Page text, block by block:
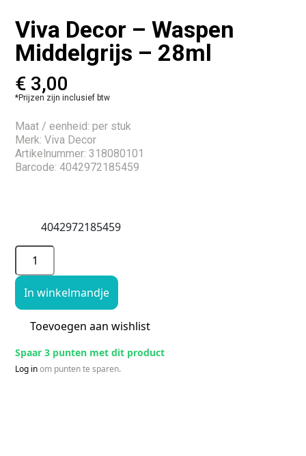
Viva Decor – Waspen
Middelgrijs – 28ml
€ 3,00
*Prijzen zijn inclusief btw
Maat / eenheid: per stuk
Merk: Viva Decor
Artikelnummer: 318080101
Barcode: 4042972185459
4042972185459
In winkelmandje
Toevoegen aan wishlist
Spaar 3 punten met dit product
Log inom punten te sparen.